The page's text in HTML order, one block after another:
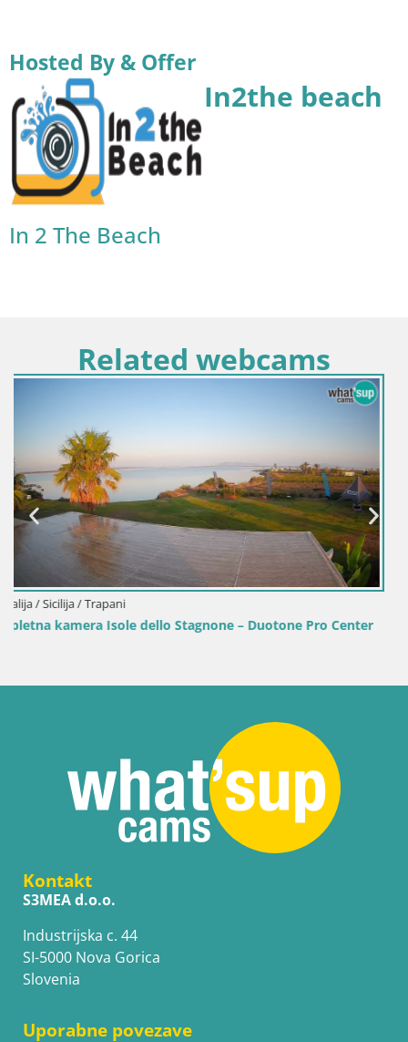
Hosted By & Offer
In2the beach
In 2 The Beach
Related webcams
Pro Center
Spletna kamera Terza Spiaggia Golfo Aranci
plažo v živo
Kontakt
S3MEA d.o.o.
Industrijska c. 44
SI-5000 Nova Gorica
Slovenia
Uporabne povezave